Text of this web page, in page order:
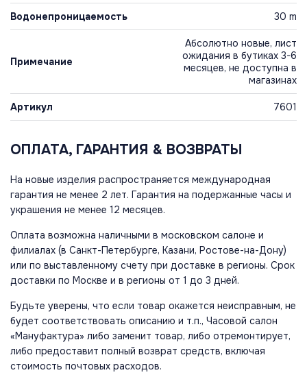
Водонепроницаемость 30 m
Примечание
Абсолютно новые, лист
ожидания в бутиках 3-6
месяцев, не доступна в
магазинах
Артикул 7601
ОПЛАТА, ГАРАНТИЯ & ВОЗВРАТЫ
На новые изделия распространяется международная
гарантия не менее 2 лет. Гарантия на подержанные часы и
украшения не менее 12 месяцев.
Оплата возможна наличными в московском салоне и
филиалах (в Санкт-Петербурге, Казани, Ростове-на-Дону)
или по выставленному счету при доставке в регионы. Срок
доставки по Москве и в регионы от 1 до 3 дней.
Будьте уверены, что если товар окажется неисправным, не
будет соответствовать описанию и т.п., Часовой салон
«Мануфактура» либо заменит товар, либо отремонтирует,
либо предоставит полный возврат средств, включая
стоимость почтовых расходов.